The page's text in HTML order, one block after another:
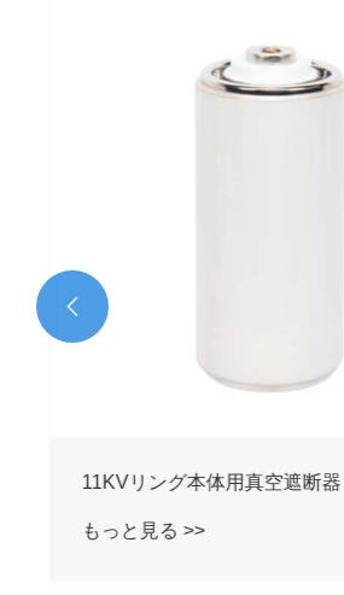
11KVリング本体用真空遮断器
もっと見る >>
